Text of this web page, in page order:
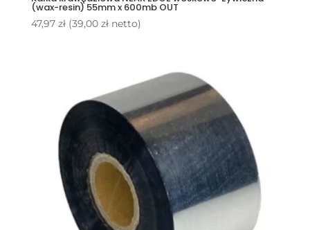
(wax-resin) 55mm x 600mb OUT
47,97 zł (39,00 złnetto)